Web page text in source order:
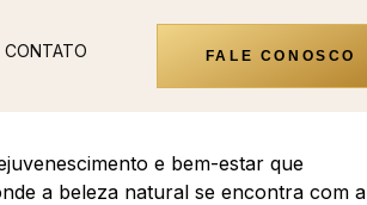
CONTATO FALE CONOSCO
e bem-estar que
a beleza natural se encontra com a